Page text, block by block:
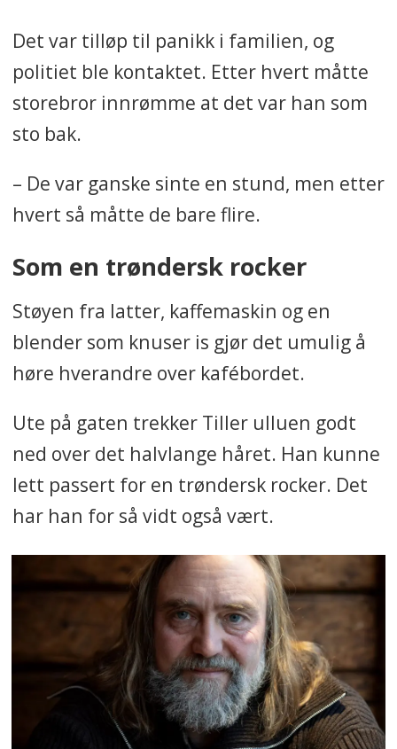
Det var tilløp til panikk i familien, og
politiet ble kontaktet. Etter hvert måtte
storebror innrømme at det var han som
sto bak.
– De var ganske sinte en stund, men etter
hvert så måtte de bare flire.
Som en trøndersk rocker
Støyen fra latter, kaffemaskin og en
blender som knuser is gjør det umulig å
høre hverandre over kafébordet.
Ute på gaten trekker Tiller ulluen godt
ned over det halvlange håret. Han kunne
lett passert for en trøndersk rocker. Det
har han for så vidt også vært.